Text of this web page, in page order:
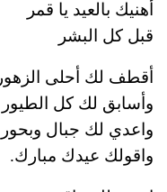
أهنيك بالعيد يا قمر
قبل كل البشر
أقطف لك أحلى الزهور
وأسابق لك كل الطيور
واعدي لك جبال وبحور
واقولك عيدك مبارك.